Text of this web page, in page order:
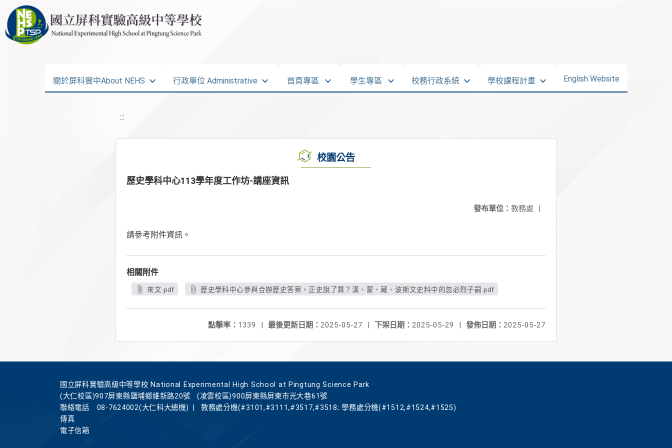
關於屏科實中About NEHS 行政單位 Administrative 首頁專區 學生專區 校務行政系統 學校課程計畫 English Website
:::
校園公告
歷史學科中心113學年度工作坊-講座資訊
發布單位： 教務處 |
請參考附件資訊。
相關附件
來文.pdf 歷史學科中心參與合辦歷史答案，正史說了算？漢、蒙、藏、波斯文史料中的忽必烈子嗣.pdf
發佈日期： 2025-05-27
下架日期： 2025-05-29 |
最後更新日期： 2025-05-27 |
點擊率： 1339 |
國立屏科實驗高級中等學校 National Experimental High School at Pingtung Science Park
(大仁校區)907屏東縣鹽埔鄉維新路20號
(凌雲校區)900屏東縣屏東市光大巷61號
聯絡電話
08-7624002(大仁科大總機)
教務處分機(#3101,#3111,#3517,#3518; 學務處分機(#1512,#1524,#1525)
傳真
電子信箱